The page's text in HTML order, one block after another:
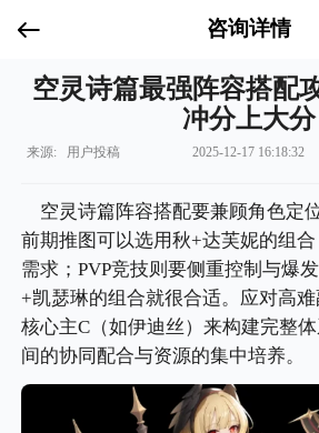
咨询详情
空灵诗篇最强阵容搭配
冲分上大分
来源: 用户投稿 2025-12-17 16:18:32
空灵诗篇阵容搭配要兼顾角色定
前期推图可以选用秋+达芙妮的组
需求；PVP竞技则要侧重控制与爆
+凯瑟琳的组合就很合适。应对高
核心主C（如伊迪丝）来构建完整
间的协同配合与资源的集中培养。